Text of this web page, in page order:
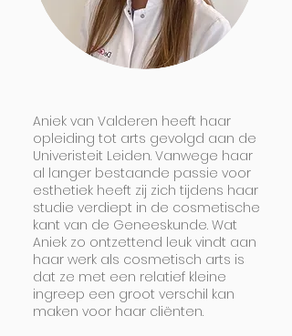
Aniek van Valderen heeft haar
opleiding tot arts gevolgd aan de
Univeristeit Leiden. Vanwege haar
al langer bestaande passie voor
esthetiek heeft zij zich tijdens haar
studie verdiept in de cosmetische
kant van de Geneeskunde. Wat
Aniek zo ontzettend leuk vindt aan
haar werk als cosmetisch arts is
dat ze met een relatief kleine
ingreep een groot verschil kan
maken voor haar cliënten.